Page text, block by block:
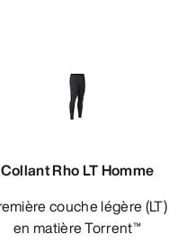
Collant Rho LT Homme
en matière Torrent™